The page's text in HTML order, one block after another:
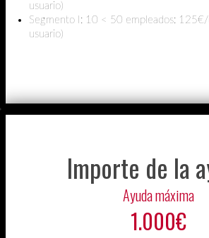
usuario)
Segmento I: 10 < 50 empleados: 125€/
usuario)
Importe de la
Ayuda máxima
1.000€